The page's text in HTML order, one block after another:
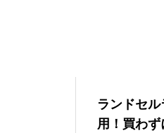
ランドセ
用！買わ